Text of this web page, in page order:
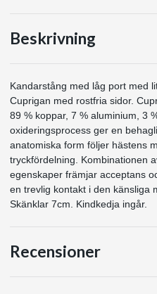
Beskrivning
Kandarstång med låg port med
Cuprigan med rostfria sidor.
89 % koppar, 7 % aluminium, 3
oxideringsprocess ger en
anatomiska form följer hästens
tryckfördelning. Kombinationen
egenskaper främjar acceptans
en trevlig kontakt i den känsliga
Skänklar 7cm. Kindkedja ingår.
Recensioner